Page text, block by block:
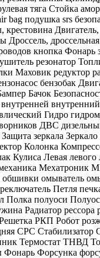
тяга Стойка
bag подушка srs
крестовина
Дроссель,
кнопка
резонатор
Маховик редуктор
бензобак
Бачок
Гидро
ДВС
Защита зеркала
Колонка
Кулиса Левая
Мехатроник
омыватель
Петля
полуоси
Радиатор рессора
РКП Робот
СРС Стабилизатор
Термостат ТНВД
Форсунка